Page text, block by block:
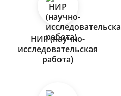
НИР (научно-
исследовательская
работа)